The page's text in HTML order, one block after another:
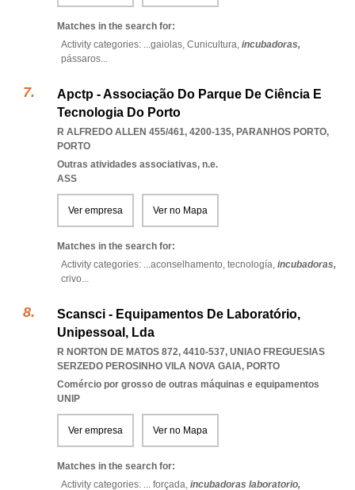
Matches in the search for:
Activity categories: ...gaiolas, Cunicultura, incubadoras,
pássaros...
Apctp - Associação Do Parque De Ciência E
Tecnologia Do Porto
R ALFREDO ALLEN 455/461, 4200-135, PARANHOS PORTO,
PORTO
Outras atividades associativas, n.e.
ASS
Ver empresa Ver no Mapa
Matches in the search for:
Activity categories: ...aconselhamento, tecnología, incubadoras,
crivo...
Scansci - Equipamentos De Laboratório,
Unipessoal, Lda
R NORTON DE MATOS 872, 4410-537, UNIAO FREGUESIAS
SERZEDO PEROSINHO VILA NOVA GAIA, PORTO
Comércio por grosso de outras máquinas e equipamentos
UNIP
Ver empresa Ver no Mapa
Matches in the search for:
Activity categories: ... forçada, incubadoras laboratorio,